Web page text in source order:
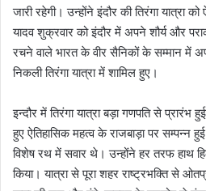
जारी रहेगी। उन्होंने इंदौर की तिरंगा यात्रा
यादव शुक्रवार को इंदौर में अपने शौर्य और
रचने वाले भारत के वीर सैनिकों के सम्मान में
निकली तिरंगा यात्रा में शामिल हुए।
इन्दौर में तिरंगा यात्रा बड़ा गणपति से प्रारंभ
हुए ऐतिहासिक महत्व के राजबाड़ा पर सम्पन्न
विशेष रथ में सवार थे। उन्होंने हर तरफ हाथ
किया। यात्रा से पूरा शहर राष्ट्रभक्ति से